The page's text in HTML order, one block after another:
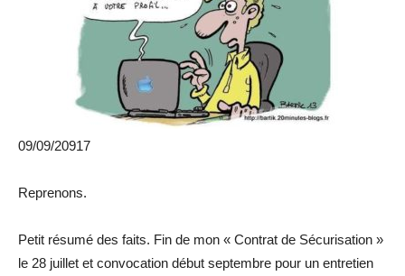
09/09/20917
Reprenons.
Petit résumé des faits. Fin de mon « Contrat de Sécurisation »
le 28 juillet et convocation début septembre pour un entretien